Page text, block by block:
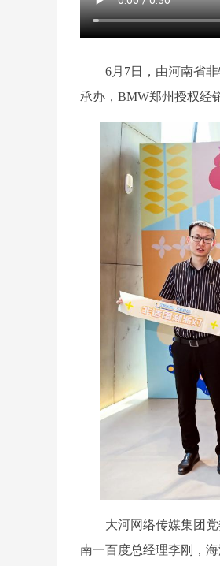
6月7日，由河南省
承办，BMW郑州授权经
大河网络传媒集团
南一百度总经理李刚，